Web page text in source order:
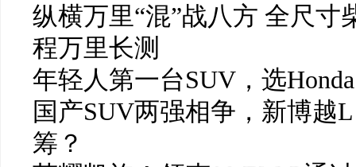
纵横万里“混”战八方 全尺寸
程万里长测
年轻人第一台SUV，选
国产SUV两强相争，新博越
筹？